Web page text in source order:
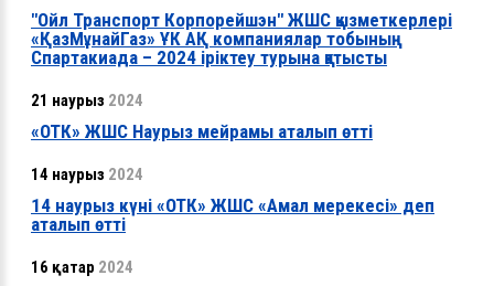
"Ойл Транспорт Корпорейшэн" ЖШС қызметкерлері
«ҚазМұнайГаз» ҰК АҚ компаниялар тобының
Спартакиада – 2024 іріктеу турына қатысты
21 наурыз 2024
«ОТК» ЖШС Наурыз мейрамы аталып өтті
14 наурыз 2024
14 наурыз күні «ОТК» ЖШС «Амал мерекесі» деп
аталып өтті
16 қаңтар 2024